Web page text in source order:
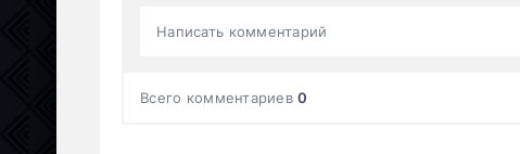
Написать комментарий
Всего комментариев0